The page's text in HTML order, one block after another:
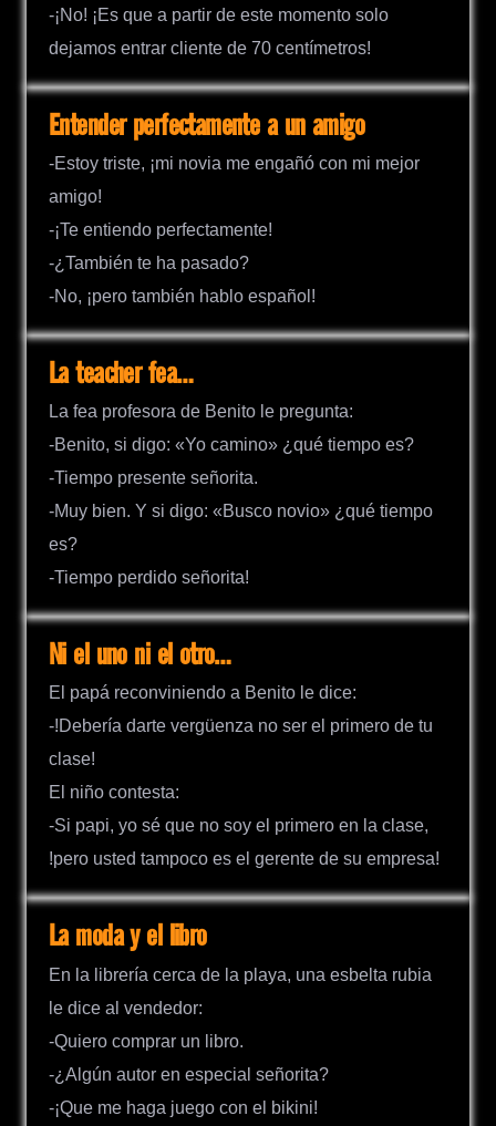
-¡No! ¡Es que a partir de este momento solo
dejamos entrar cliente de 70 centímetros!
Entender perfectamente a un amigo
-Estoy triste, ¡mi novia me engañó con mi mejor
amigo!
-¡Te entiendo perfectamente!
-¿También te ha pasado?
-No, ¡pero también hablo español!
La teacher fea…
La fea profesora de Benito le pregunta:
-Benito, si digo: «Yo camino» ¿qué tiempo es?
-Tiempo presente señorita.
-Muy bien. Y si digo: «Busco novio» ¿qué tiempo
es?
-Tiempo perdido señorita!
Ni el uno ni el otro…
El papá reconviniendo a Benito le dice:
-!Debería darte vergüenza no ser el primero de tu
clase!
El niño contesta:
-Si papi, yo sé que no soy el primero en la clase,
!pero usted tampoco es el gerente de su empresa!
La moda y el libro
En la librería cerca de la playa, una esbelta rubia
le dice al vendedor:
-Quiero comprar un libro.
-¿Algún autor en especial señorita?
-¡Que me haga juego con el bikini!